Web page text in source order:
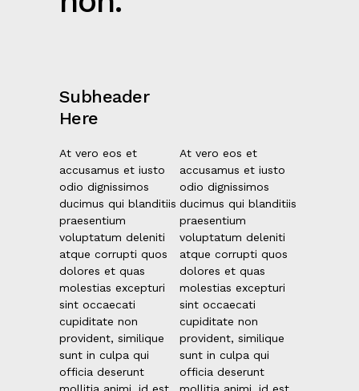
Subheader
Here
At vero eos et
accusamus et iusto
odio dignissimos
ducimus qui blanditiis
praesentium
voluptatum deleniti
atque corrupti quos
dolores et quas
molestias excepturi
sint occaecati
cupiditate non
provident, similique
sunt in culpa qui
officia deserunt
At vero eos et
accusamus et iusto
odio dignissimos
ducimus qui blanditiis
praesentium
voluptatum deleniti
atque corrupti quos
dolores et quas
molestias excepturi
sint occaecati
cupiditate non
provident, similique
sunt in culpa qui
officia deserunt